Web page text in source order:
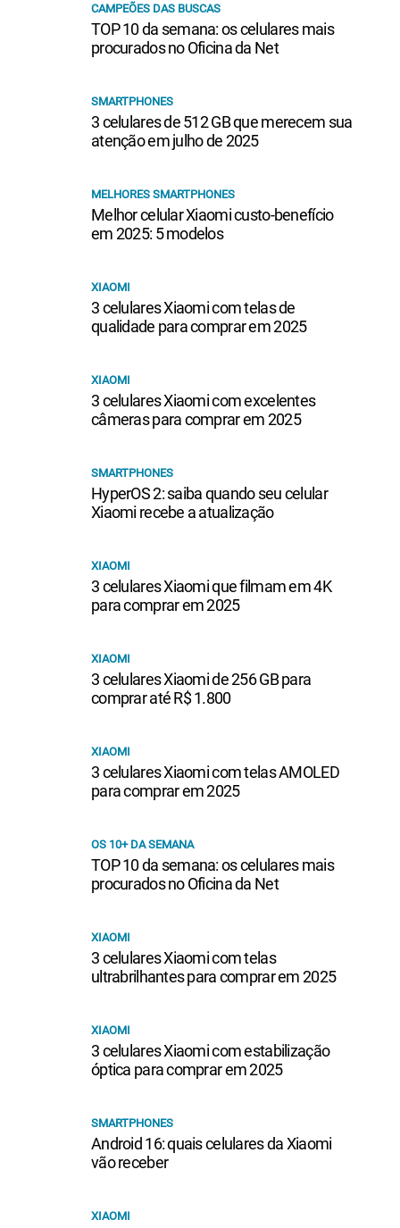
CAMPEÕES DAS BUSCAS
TOP 10 da semana: os celulares mais
procurados no Oficina da Net
SMARTPHONES
3 celulares de 512 GB que merecem sua
atenção em julho de 2025
MELHORES SMARTPHONES
Melhor celular Xiaomi custo-benefício
em 2025: 5 modelos
XIAOMI
3 celulares Xiaomi com telas de
qualidade para comprar em 2025
XIAOMI
3 celulares Xiaomi com excelentes
câmeras para comprar em 2025
SMARTPHONES
HyperOS 2: saiba quando seu celular
Xiaomi recebe a atualização
XIAOMI
3 celulares Xiaomi que filmam em 4K
para comprar em 2025
XIAOMI
3 celulares Xiaomi de 256 GB para
comprar até R$ 1.800
XIAOMI
3 celulares Xiaomi com telas AMOLED
para comprar em 2025
OS 10+ DA SEMANA
TOP 10 da semana: os celulares mais
procurados no Oficina da Net
XIAOMI
3 celulares Xiaomi com telas
ultrabrilhantes para comprar em 2025
XIAOMI
3 celulares Xiaomi com estabilização
óptica para comprar em 2025
SMARTPHONES
Android 16: quais celulares da Xiaomi
vão receber
XIAOMI